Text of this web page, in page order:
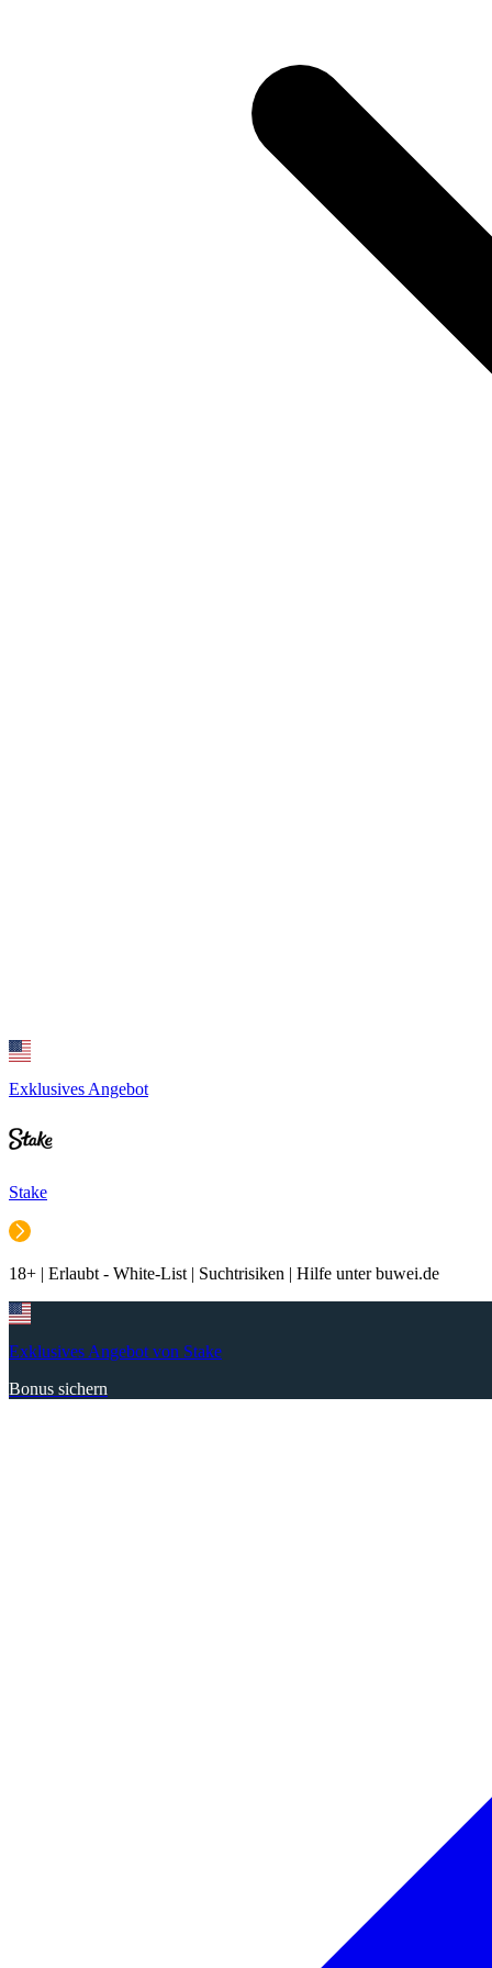
Exklusives Angebot
Stake
18+ | Erlaubt - White-List | Suchtrisiken | Hilfe unter buwei.de
Exklusives Angebot von Stake
Bonus sichern